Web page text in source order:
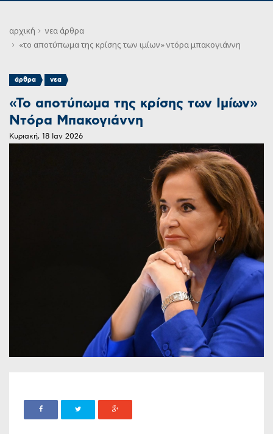
αρχική νεα άρθρα
«το αποτύπωμα της κρίσης των ιμίων» ντόρα μπακογιάννη
άρθρα , νεα
«Το αποτύπωμα της κρίσης των Ιμίων»
Ντόρα Μπακογιάννη
Κυριακή, 18 Ιαν 2026